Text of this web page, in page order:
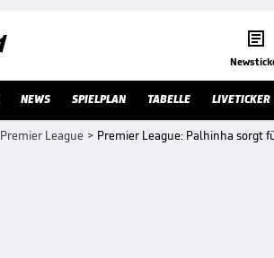

NEWS SPIELPLAN TABELLE LIVETICKER
Premier League > Premier League: Palhinha sorgt